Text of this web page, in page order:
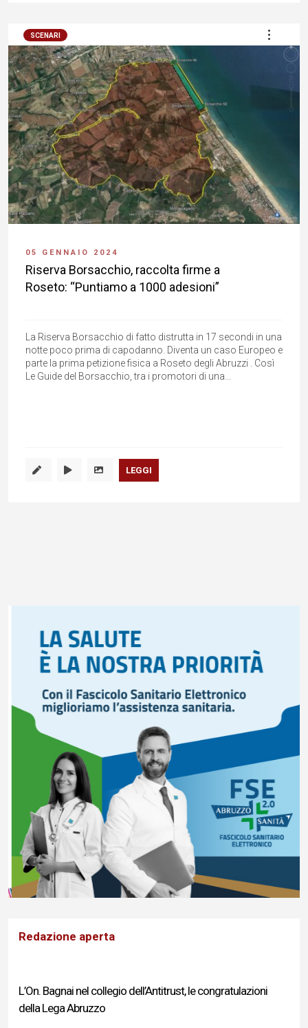
SCENARI
05 GENNAIO 2024
Riserva Borsacchio, raccolta firme a
Roseto: “Puntiamo a 1000 adesioni”
La Riserva Borsacchio di fatto distrutta in 17 secondi in una
notte poco prima di capodanno. Diventa un caso Europeo e
parte la prima petizione fisica a Roseto degli Abruzzi . Così
Le Guide del Borsacchio, tra i promotori di una...
LEGGI
Redazione aperta
L’On. Bagnai nel collegio dell’Antitrust, le congratulazioni
della Lega Abruzzo